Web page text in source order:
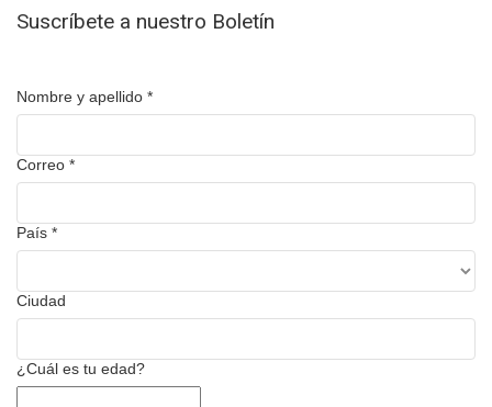
Suscríbete a nuestro Boletín
Nombre y apellido *
Correo *
País *
Ciudad
¿Cuál es tu edad?